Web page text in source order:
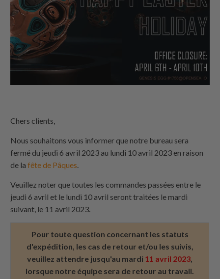
Chers clients,
Nous souhaitons vous informer que notre bureau sera
fermé du jeudi 6 avril 2023 au lundi 10 avril 2023 en raison
de lafête de Pâques
Veuillez noter que toutes les commandes passées entre le
jeudi 6 avril et le lundi 10 avril seront traitées le mardi
suivant, le 11 avril 2023.
Pour toute question concernant les statuts
d'expédition, les cas de retour et/ou les suivis,
veuillez attendre jusqu'au mardi 11 avril 2023
lorsque notre équipe sera de retour au travail.